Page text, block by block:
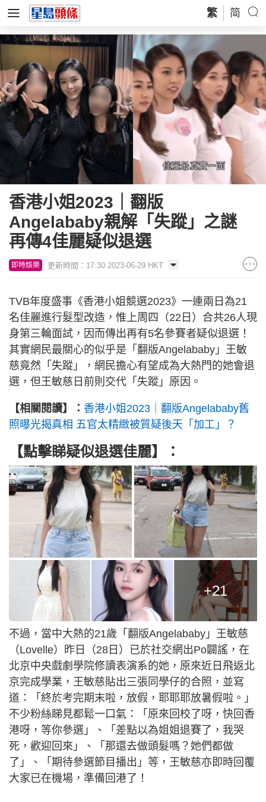
繁 简
香港小姐2023｜翻版
Angelababy親解「失蹤」之謎
再傳4佳麗疑似退選
即時娛樂 更新時間：17:30 2023-06-29 HKT
TVB年度盛事《香港小姐競選2023》一連兩日為21
名佳麗進行髮型改造，惟上周四（22日）合共26人現
身第三輪面試，因而傳出再有5名參賽者疑似退選！
其實網民最關心的似乎是「翻版Angelababy」王敏
慈竟然「失蹤」，網民擔心有望成為大熱門的她會退
選，但王敏慈日前則交代「失蹤」原因。
【相關閱讀】： 香港小姐2023｜翻版Angelababy舊
照曝光揭真相 五官太精緻被質疑後天「加工」？
【點擊睇疑似退選佳麗】：
+21
不過，當中大熱的21歲「翻版Angelababy」王敏慈
（Lovelle）昨日（28日）已於社交網出Po闢謠，在
北京中央戲劇學院修讀表演系的她，原來近日飛返北
京完成學業，王敏慈貼出三張同學仔的合照，並寫
道：「終於考完期末啦，放假，耶耶耶放暑假啦。」
不少粉絲睇見都鬆一口氣：「原來回校了呀，快回香
港呀，等你參選」、「差點以為姐姐退賽了，我哭
死，歡迎回來」、「那還去做頭髮嗎？她們都做
了」、「期待參選節目播出」等，王敏慈亦即時回覆
大家已在機場，準備回港了！